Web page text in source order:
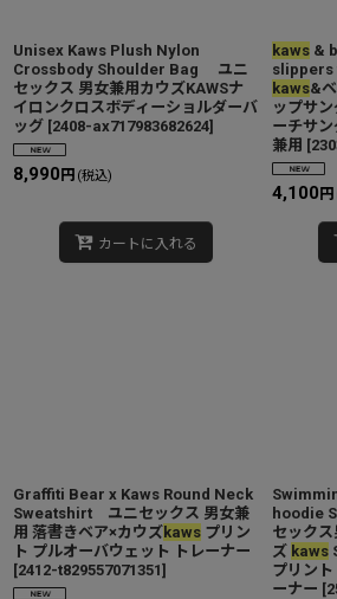
Unisex Kaws Plush Nylon
Crossbody Shoulder Bag ユニ
セックス 男女兼用カウズKAWSナ
イロンクロスボディーショルダーバ
ッグ [2408-ax717983682624]
8,990 円 (税込)
カートに入れる
kaws &
slippers
kaws&
ップサ
ーチサ
兼用 [
4,100 円
Graffiti Bear x Kaws Round Neck
Sweatshirt ユニセックス 男女兼
用 落書きベア×カウズ kaws プリン
ト プルオーバウェット トレーナー
[2412-t829557071351]
hoodie
セック
ズ kaws
プリン
ーナー [